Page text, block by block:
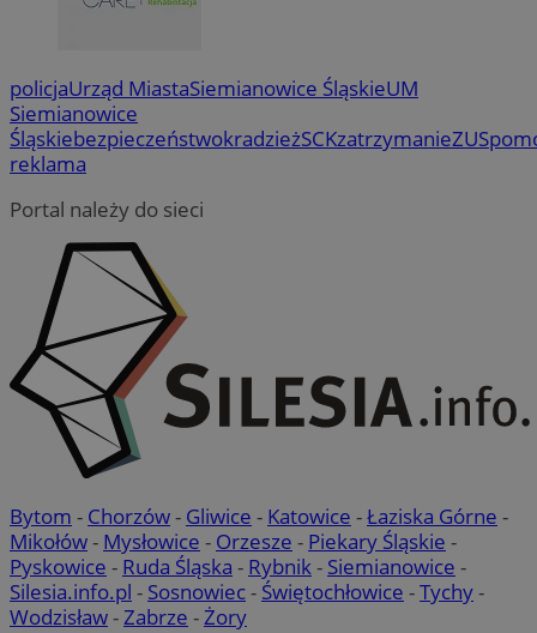
policjaUrząd MiastaSiemianowice ŚląskieUM
Siemianowice
ŚląskiebezpieczeństwokradzieżSCKzatrzymanieZUS
reklama
Portal należy do sieci
Bytom - Chorzów- Gliwice - Katowice -Łaziska Górne -
Mikołów- Mysłowice - Orzesze - Piekary Śląskie -
Pyskowice - Ruda Śląska - Rybnik- Siemianowice -
Silesia.info.pl - Sosnowiec- Świętochłowice -Tychy-
Wodzisław-Zabrze -Żory